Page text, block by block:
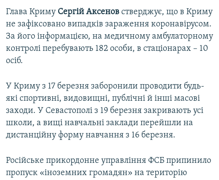
Глава Криму Сергій Аксенов стверджує, що в Криму
не зафіксовано випадків зараження коронавірусом.
За його інформацією, на медичному амбулаторному
контролі перебувають 182 особи, в стаціонарах – 10
осіб.
У Криму з 17 березня заборонили проводити будь-
які спортивні, видовищні, публічні й інші масові
заходи. У Севастополі з 19 березня закривають усі
школи, а вищі навчальні заклади перейшли на
дистанційну форму навчання з 16 березня.
Російське прикордонне управління ФСБ припинило
пропуск «іноземних громадян» на територію